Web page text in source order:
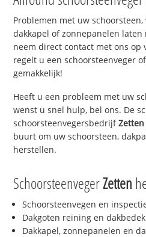
Problemen met uw
dakkapel of zonnepanelen laten
neem direct contact met ons op
regelt u een schoorsteenveger
gemakkelijk!
Heeft u een probleem met uw
wenst u snel hulp, bel ons. De
schoorsteenvegersbedrijfZetten
buurt om uw schoorsteen,
herstellen.
SchoorsteenvegerZetten
Schoorsteenvegen en
Dakgoten reining en
Dakkapel, zonnepanelen en